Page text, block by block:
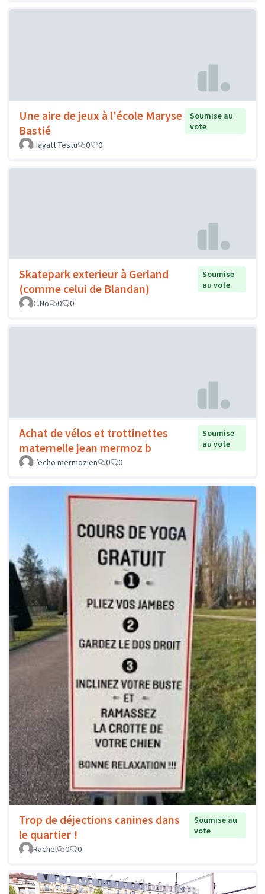
Une aire de jeux à l'école Maryse
Bastié
Soumise au
vote
Hayatt Testu
0 0
Skatepark exterieur à Gerland
(comme celui de Blandan)
Soumise
au vote
C.No
0 0
Achat de vélos et trottinettes
maternelle jean mermoz b
Soumise
au vote
L’echo mermozien
0 0
Trop de déjections canines dans
le quartier !
Soumise au
vote
Rachel
0 0